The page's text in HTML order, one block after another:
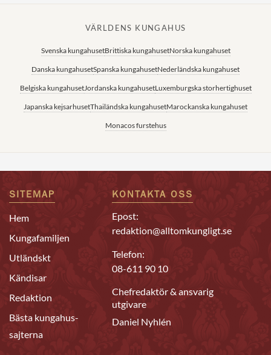
VÄRLDENS KUNGAHUS
Svenska kungahusetBrittiska kungahusetNorska kungahuset
Danska kungahusetSpanska kungahusetNederländska kungahuset
Belgiska kungahusetJordanska kungahusetLuxemburgska storhertighuset
Japanska kejsarhusetThailändska kungahusetMarockanska kungahuset
Monacos furstehus
SITEMAP
Hem
Kungafamiljen
Utländskt
Kändisar
Redaktion
Bästa kungahus-
sajterna
KONTAKTA OSS
Epost:
redaktion@alltomkungligt.se
Telefon:
08-611 90 10
Chefredaktör & ansvarig
utgivare
Daniel Nyhlén